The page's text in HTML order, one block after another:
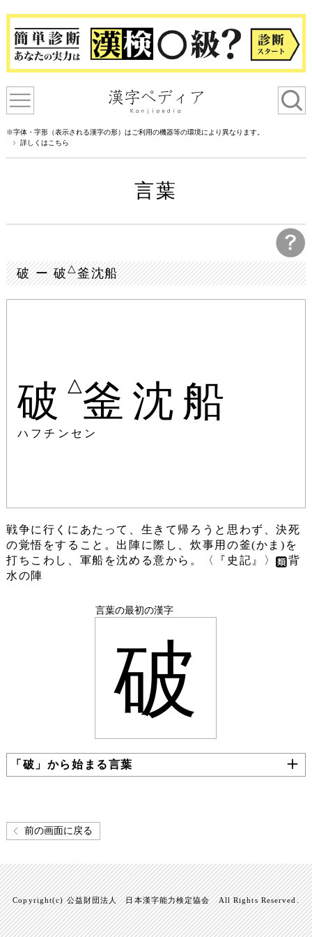
※字体・字形（表示される漢字の形）はご利用の機器等の環境により異なります。
詳しくはこちら
言葉
破 ー 破△釜沈船
破 △釜沈船
ハフチンセン
戦争に行くにあたって、生きて帰ろうと思わず、決死
の覚悟をすること。出陣に際し、炊事用の釜(かま)を
打ちこわし、軍船を沈める意から。〈『史記』〉
背
水の陣
言葉の最初の漢字
破
「破」から始まる言葉
前の画面に戻る
Copyright(c) 公益財団法人 日本漢字能力検定協会 All Rights Reserved.